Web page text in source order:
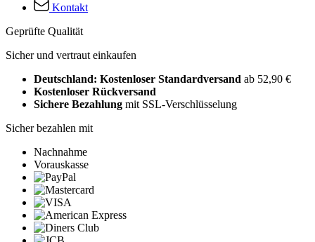
Kontakt
Geprüfte Qualität
Sicher und vertraut einkaufen
Deutschland: Kostenloser Standardversand ab 52,90 €
Kostenloser Rückversand
Sichere Bezahlung mit SSL-Verschlüsselung
Sicher bezahlen mit
Nachnahme
Vorauskasse